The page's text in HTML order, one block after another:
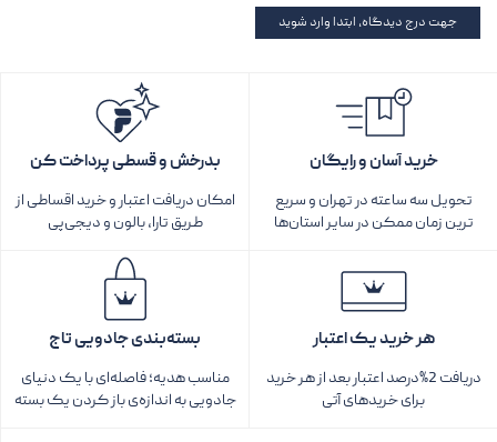
جهت درج دیدگاه، ابتدا وارد شوید
خرید آسان و رایگان
تحویل سه ساعته در تهران و سریع
ترین زمان ممکن در سایر استان‌ها
بدرخش و قسطی پرداخت کن
امکان دریافت اعتبار و خرید اقساطی از
طریق تارا، بالون و دیجی‌پی
هر خرید یک اعتبار
دریافت 2%درصد اعتبار بعد از هر خرید
برای خریدهای آتی
بسته‌بندی جادویی تاج
مناسب هدیه؛ فاصله‌ای با یک دنیای
جادویی به اندازه‌ی باز کردن یک بسته‌